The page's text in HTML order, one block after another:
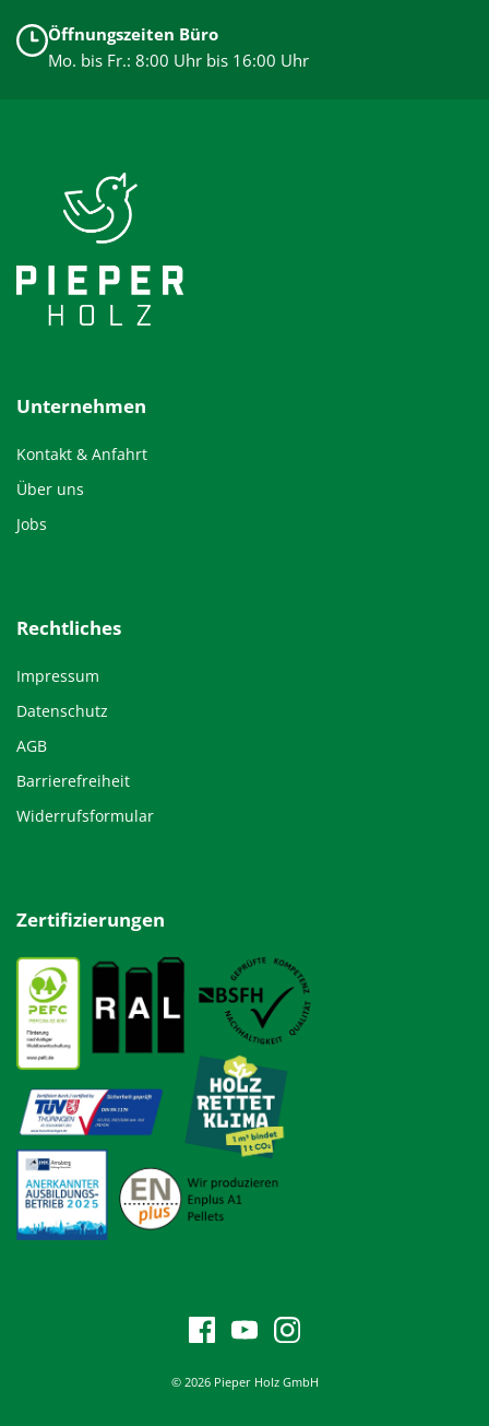
Öffnungszeiten Büro
Mo. bis Fr.: 8:00 Uhr bis 16:00 Uhr
Unternehmen
Kontakt & Anfahrt
Über uns
Jobs
Rechtliches
Impressum
Datenschutz
AGB
Barrierefreiheit
Widerrufsformular
Zertifizierungen
© 2026 Pieper Holz GmbH